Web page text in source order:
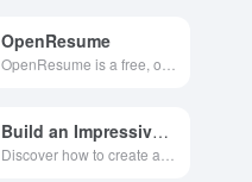
OpenResume
Build an Impressive Resume Online Free Download